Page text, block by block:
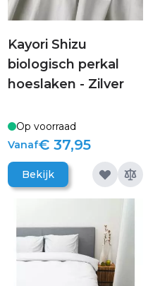
Kayori Shizu
biologisch perkal
hoeslaken - Zilver
Op voorraad
Vanaf€ 37,95
Bekijk